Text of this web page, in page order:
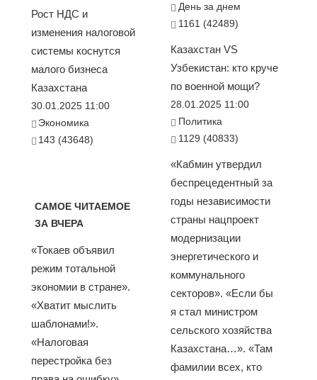
Рост НДС и
изменения налоговой
системы коснутся
малого бизнеса
Казахстана
30.01.2025 11:00
Экономика
143 (43648)
САМОЕ ЧИТАЕМОЕ
ЗА ВЧЕРА
«Токаев объявил
режим тотальной
экономии в стране».
«Хватит мыслить
шаблонами!».
«Налоговая
перестройка без
День за днем
1161 (42489)
Казахстан VS
Узбекистан: кто круче
по военной мощи?
28.01.2025 11:00
Политика
1129 (40833)
«Кабмин утвердил
беспрецедентный за
годы независимости
страны нацпроект
модернизации
энергетического и
коммунального
секторов». «Если бы
я стал министром
сельского хозяйства
Казахстана…». «Там
фамилии всех, кто